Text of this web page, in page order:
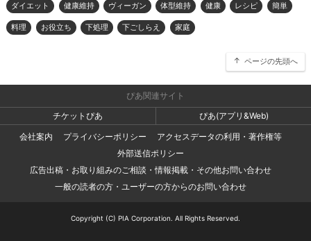
ダイエット 健康維持 ヴィーガン 体型維持 健康 レシピ 簡単
料理 お役立ち 下処理 下ごしらえ 家庭
ページの先頭へ
ぴあ関連サイト
チケットぴあ
ぴあ(アプリ&Web)
会社案内
プライバシーポリシー
アクセスデータの利用・著作権等
外部送信ポリシー
広告出稿・お取り組みのご相談・情報掲載・その他お問い合わせ
一般の読者の方・ユーザーの方からのお問い合わせ
Copyright (C) PIA Corporation. All Rights Reserved.